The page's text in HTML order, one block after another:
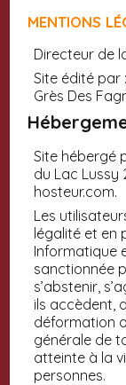
MENTIONS
Directeur de
Site édité par
Grès Des
Site hébergé
du Lac Lussy
hosteur.com.
Les
légalité et en
Informatique
sanctionnée
s’abstenir,
ils accèdent,
déformation
générale de
atteinte à la
personnes.